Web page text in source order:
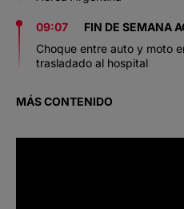
09:07
FIN DE SEMANA
Choque entre auto y moto
trasladado al hospital
MÁS CONTENIDO